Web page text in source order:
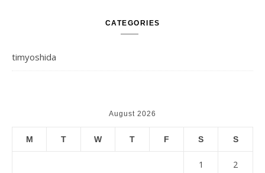
CATEGORIES
timyoshida
August 2026
M T W T F S S
1 2